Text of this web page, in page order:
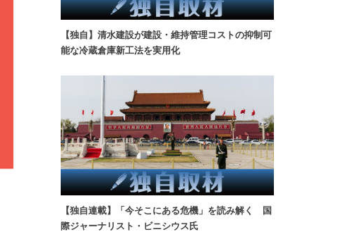
【独自】清水建設が建設・維持管理コストの抑制可
能な冷蔵倉庫新工法を実用化
【独自連載】「今そこにある危機」を読み解く 国
際ジャーナリスト・ビニシウス氏